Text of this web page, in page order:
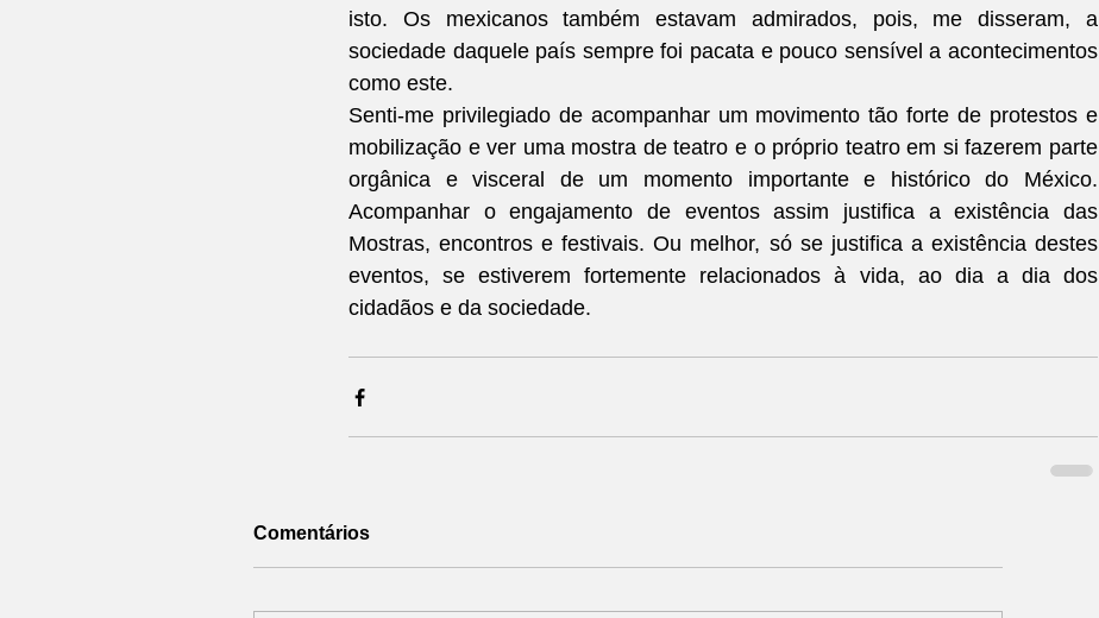
isto. Os mexicanos também estavam admirados, pois, me disseram, a
sociedade daquele país sempre foi pacata e pouco sensível a acontecimentos
como este.
Senti-me privilegiado de acompanhar um movimento tão forte de protestos e
mobilização e ver uma mostra de teatro e o próprio teatro em si fazerem parte
orgânica e visceral de um momento importante e histórico do México.
Acompanhar o engajamento de eventos assim justifica a existência das
Mostras, encontros e festivais. Ou melhor, só se justifica a existência destes
eventos, se estiverem fortemente relacionados à vida, ao dia a dia dos
cidadãos e da sociedade.
Comentários